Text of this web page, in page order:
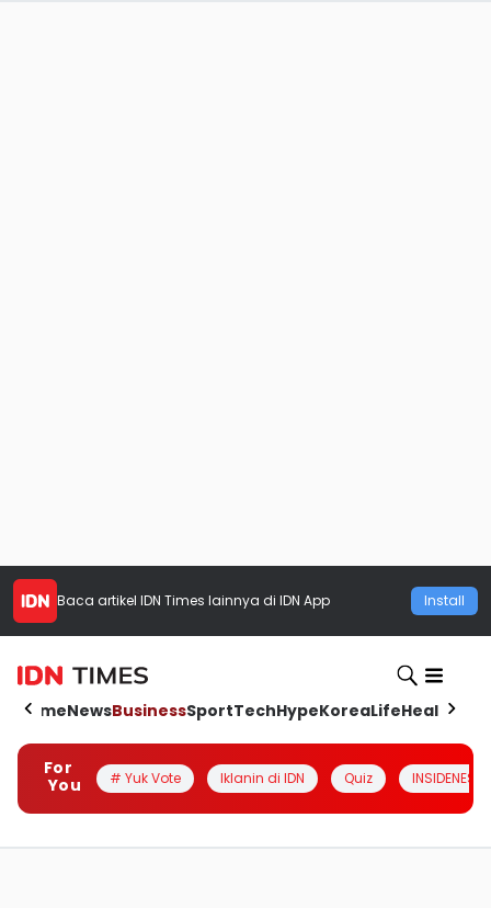
Baca artikel IDN Times lainnya di IDN App Install
HomeNewsBusinessSportTechHypeKoreaLifeHealth
For
You
# Yuk Vote Iklanin di IDN Quiz INSIDENESIA